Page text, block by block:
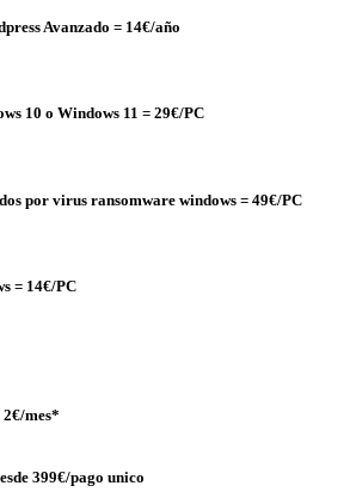
Avanzado = 14€/año
10 o Windows 11 = 29€/PC
por virus ransomware windows = 49€/PC
= 14€/PC
2€/mes*
399€/pago unico